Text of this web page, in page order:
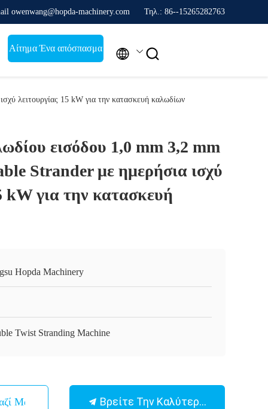
owenwang@hopda-machinery.com Τηλ.: 86--15265282763
Αίτημα Ένα απόσπασμα  
λειτουργίας 15 kW για την κατασκευή καλωδίων
εισόδου 1,0 mm 3,2 mm
Strander με ημερήσια ισχύ
kW για την κατασκευή
Hopda Machinery
Twist Stranding Machine
Μας Βρείτε Την Καλύτερη Τιμή